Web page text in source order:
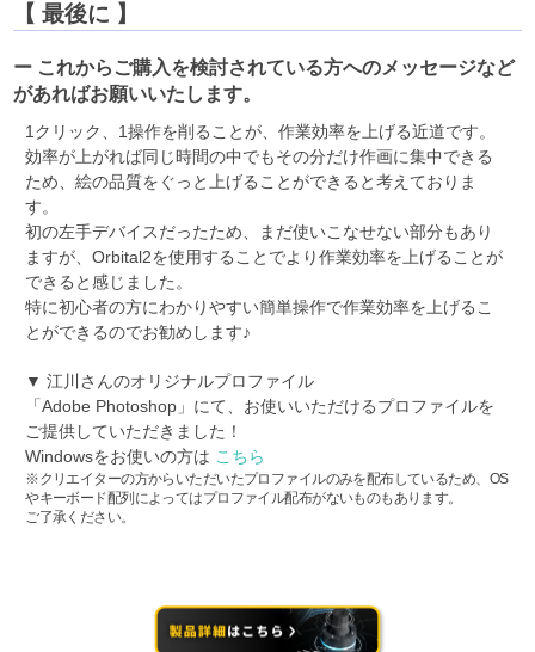
【 最後に 】
ー これからご購入を検討されている方へのメッセージなど
があればお願いいたします。
1クリック、1操作を削ることが、作業効率を上げる近道です。
効率が上がれば同じ時間の中でもその分だけ作画に集中できる
ため、絵の品質をぐっと上げることができると考えておりま
す。
初の左手デバイスだったため、まだ使いこなせない部分もあり
ますが、Orbital2を使用することでより作業効率を上げることが
できると感じました。
特に初心者の方にわかりやすい簡単操作で作業効率を上げるこ
とができるのでお勧めします♪
▼ 江川さんのオリジナルプロファイル
「Adobe Photoshop」にて、お使いいただけるプロファイルを
ご提供していただきました！
Windowsをお使いの方は こちら
※クリエイターの方からいただいたプロファイルのみを配布しているため、OS
やキーボード配列によってはプロファイル配布がないものもあります。
ご了承ください。